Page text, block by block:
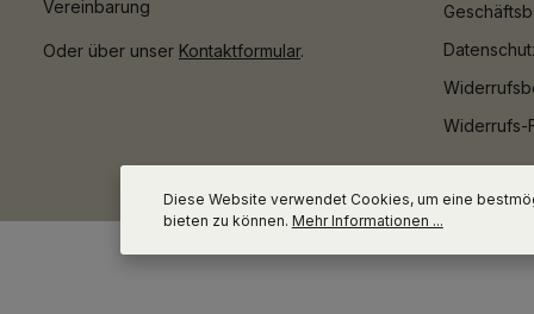
Vereinbarung
Oder über unser Kontaktformular.
Widerrufs-
Diese Website verwendet Cookies, um eine
bieten zu können. Mehr Informationen ...